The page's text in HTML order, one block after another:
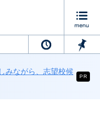
みながら、志望校候
PR